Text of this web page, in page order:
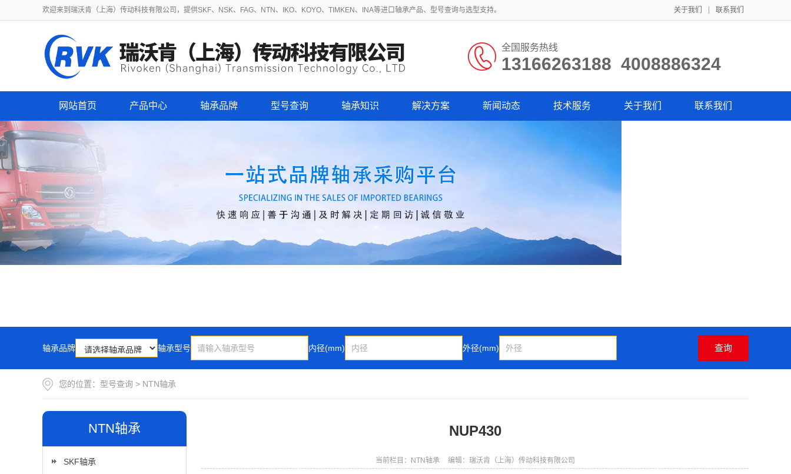
欢迎来到瑞沃肯（上海）传动科技有限公司，提供SKF、NSK、FAG、NTN、IKO、KOYO、TIMKEN、INA等进口轴承产品、型号查询与选型支持。 关于我们 联系我们
全国服务热线
13166263188 4008886324
网站首页 产品中心 轴承品牌 型号查询 轴承知识 解决方案 新闻动态 技术服务 关于我们 联系我们
轴承品牌 轴承型号 内径(mm) 外径(mm)
您的位置： 型号查询 > NTN轴承
NTN轴承
SKF轴承
NUP430
当前栏目：NTN轴承 编辑：瑞沃肯（上海）传动科技有限公司